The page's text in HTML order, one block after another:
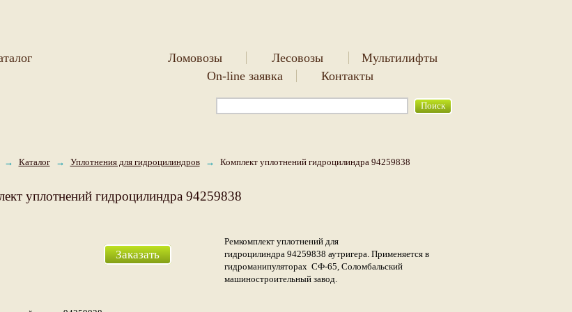
Ломовозы Лесовозы
Мультилифты
On-line заявка
Контакты
→ Каталог → Уплотнения для гидроцилиндров → Комплект уплотнений гидроцилиндра 94259838
уплотнений гидроцилиндра 94259838
Заказать
Ремкомплект уплотнений для
гидроцилиндра 94259838 аутригера. Применяется в
гидроманипуляторах СФ-65, Соломбальский
машиностроительный завод.